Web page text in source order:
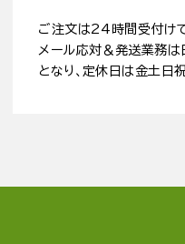
ご注文は24時間受付けて
メール応対＆発送業務
となり、定休日は金土日